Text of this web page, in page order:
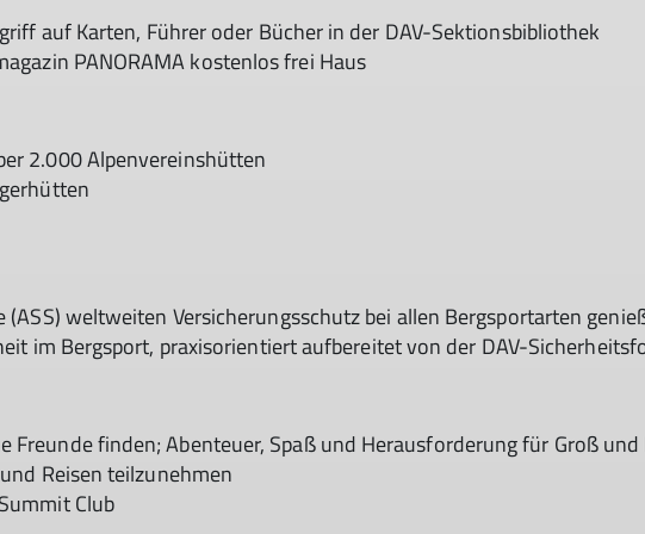
auf Karten, Führer oder Bücher in der DAV-Sektionsbibliothek
PANORAMA kostenlos frei Haus
2.000 Alpenvereinshütten
weltweiten Versicherungsschutz bei allen Bergsportarten
im Bergsport, praxisorientiert aufbereitet von der DAV-
Freunde finden; Abenteuer, Spaß und Herausforderung für Groß und
Reisen teilzunehmen
Club